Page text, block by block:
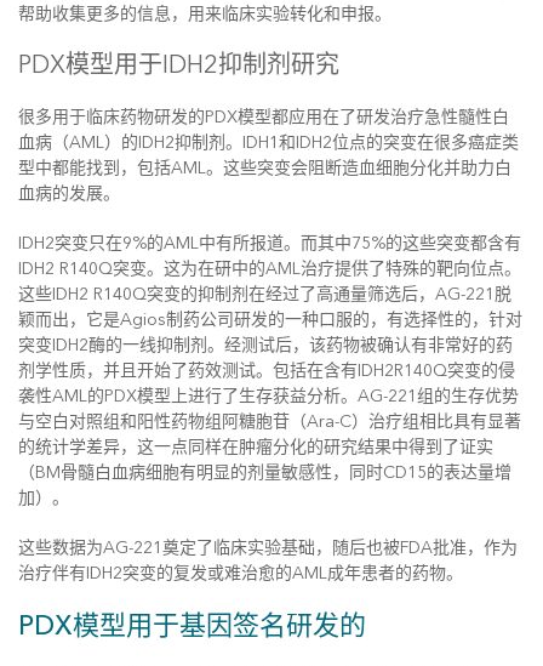
帮助收集更多的信息，用来临床实验转化和申报。
PDX模型用于IDH2抑制剂研究
很多用于临床药物研发的PDX模型都应用在了研发治疗急性髓性白
血病（AML）的IDH2抑制剂。IDH1和IDH2位点的突变在很多癌症类
型中都能找到，包括AML。这些突变会阻断造血细胞分化并助力白
血病的发展。
IDH2突变只在9%的AML中有所报道。而其中75%的这些突变都含有
IDH2 R140Q突变。这为在研中的AML治疗提供了特殊的靶向位点。
这些IDH2 R140Q突变的抑制剂在经过了高通量筛选后，AG-221脱
颖而出，它是Agios制药公司研发的一种口服的，有选择性的，针对
突变IDH2酶的一线抑制剂。经测试后，该药物被确认有非常好的药
剂学性质，并且开始了药效测试。包括在含有IDH2R140Q突变的侵
袭性AML的PDX模型上进行了生存获益分析。AG-221组的生存优势
与空白对照组和阳性药物组阿糖胞苷（Ara-C）治疗组相比具有显著
的统计学差异，这一点同样在肿瘤分化的研究结果中得到了证实
（BM骨髓白血病细胞有明显的剂量敏感性，同时CD15的表达量增
加）。
这些数据为AG-221奠定了临床实验基础，随后也被FDA批准，作为
治疗伴有IDH2突变的复发或难治愈的AML成年患者的药物。
PDX模型用于基因签名研发的